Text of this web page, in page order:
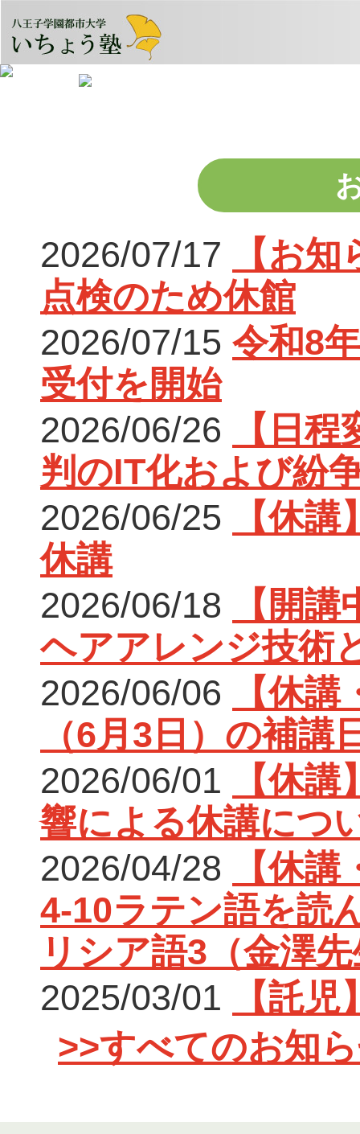
2026/07/17
【お
点検のため休館
2026/07/15 令和8
受付を開始
2026/06/26
【日
判のIT化および紛
2026/06/25
【休
休講
2026/06/18
【開
ヘアアレンジ技術
2026/06/06
【休
（6月3日）の補講
2026/06/01
【休
響による休講につ
2026/04/28
【休
4-10ラテン語を読
リシア語3（金澤
2025/03/01
【託
>>すべてのお知